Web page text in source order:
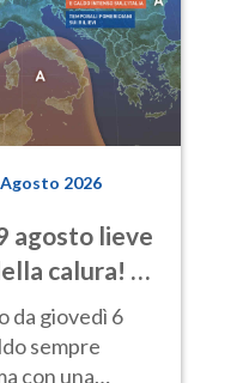
2026
agosto lieve
calura! Al
da giovedì 6
sempre
con una